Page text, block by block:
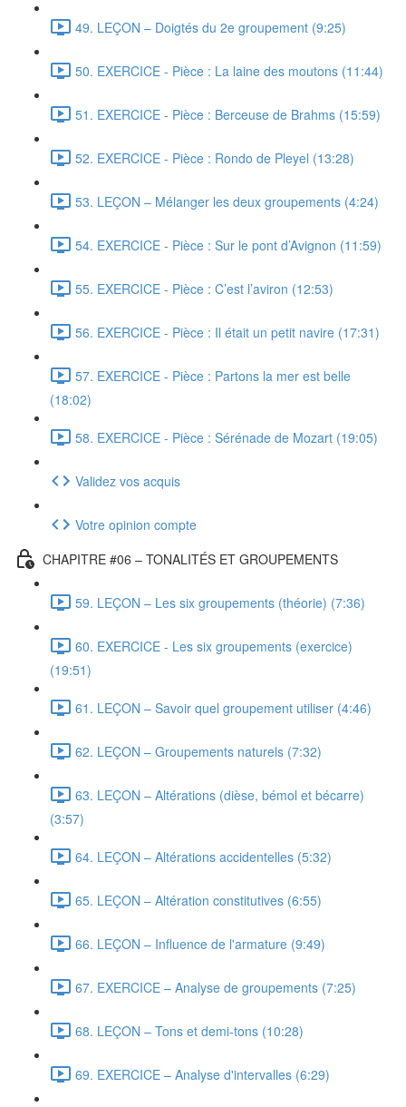
49. LEÇON – Doigtés du 2e groupement (9:25)
50. EXERCICE - Pièce : La laine des moutons (11:44)
51. EXERCICE - Pièce : Berceuse de Brahms (15:59)
52. EXERCICE - Pièce : Rondo de Pleyel (13:28)
53. LEÇON – Mélanger les deux groupements (4:24)
54. EXERCICE - Pièce : Sur le pont d’Avignon (11:59)
55. EXERCICE - Pièce : C’est l’aviron (12:53)
56. EXERCICE - Pièce : Il était un petit navire (17:31)
57. EXERCICE - Pièce : Partons la mer est belle
(18:02)
58. EXERCICE - Pièce : Sérénade de Mozart (19:05)
Validez vos acquis
Votre opinion compte
CHAPITRE #06 – TONALITÉS ET GROUPEMENTS
59. LEÇON – Les six groupements (théorie) (7:36)
60. EXERCICE - Les six groupements (exercice)
(19:51)
61. LEÇON – Savoir quel groupement utiliser (4:46)
62. LEÇON – Groupements naturels (7:32)
63. LEÇON – Altérations (dièse, bémol et bécarre)
(3:57)
64. LEÇON – Altérations accidentelles (5:32)
65. LEÇON – Altération constitutives (6:55)
66. LEÇON – Influence de l'armature (9:49)
67. EXERCICE – Analyse de groupements (7:25)
68. LEÇON – Tons et demi-tons (10:28)
69. EXERCICE – Analyse d'intervalles (6:29)